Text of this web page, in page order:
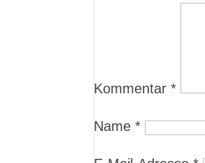
Kommentar*
Name*